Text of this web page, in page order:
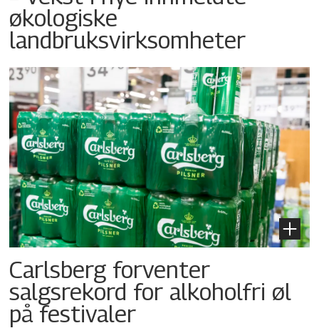
økologiske
landbruksvirksomheter
Carlsberg forventer
salgsrekord for alkoholfri øl
på festivaler